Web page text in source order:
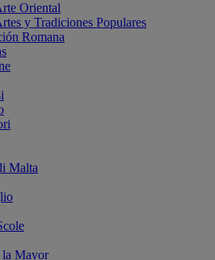
Oriental
y Tradiciones Populares
Romana
Malta
la Mayor